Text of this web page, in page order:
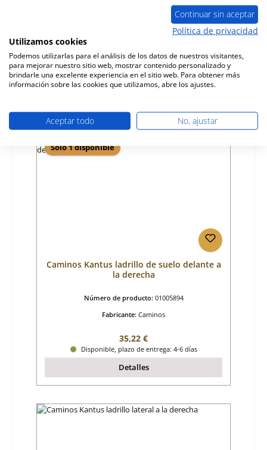
01032142
Precio normal:
42,94 €
Disponible, plazo de entrega: 4-6 días
Sólo 1 disponible
Caminos Kantus ladrillo de suelo delante a
la derecha
Número de producto: 01005894
Fabricante: Caminos
Precio normal:
35,22 €
Disponible, plazo de entrega: 4-6 días
Detalles
Continuar sin aceptar
Política de privacidad
Utilizamos cookies
Podemos utilizarlas para el análisis de los datos de nuestros visitantes,
para mejorar nuestro sitio web, mostrar contenido personalizado y
brindarle una excelente experiencia en el sitio web. Para obtener más
información sobre las cookies que utilizamos, abre los ajustes.
Aceptar todo No, ajustar